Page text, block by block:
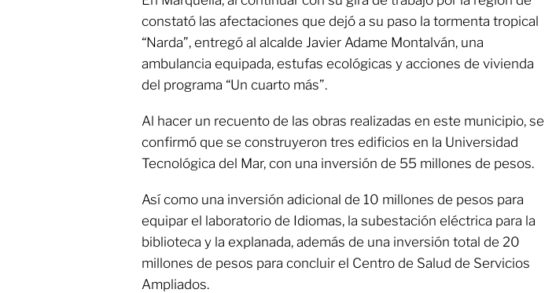
constató las afectaciones que dejó a su paso la tormenta tropical
“Narda”, entregó al alcalde Javier Adame Montalván, una
ambulancia equipada, estufas ecológicas y acciones de vivienda
del programa “Un cuarto más”.
Al hacer un recuento de las obras realizadas en este municipio, se
confirmó que se construyeron tres edificios en la Universidad
Tecnológica del Mar, con una inversión de 55 millones de pesos.
Así como una inversión adicional de 10 millones de pesos para
equipar el laboratorio de Idiomas, la subestación eléctrica para la
biblioteca y la explanada, además de una inversión total de 20
millones de pesos para concluir el Centro de Salud de Servicios
Ampliados.